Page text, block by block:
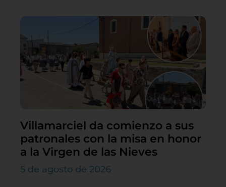
Villamarciel da comienzo a sus
patronales con la misa en honor
a la Virgen de las Nieves
5 de agosto de 2026